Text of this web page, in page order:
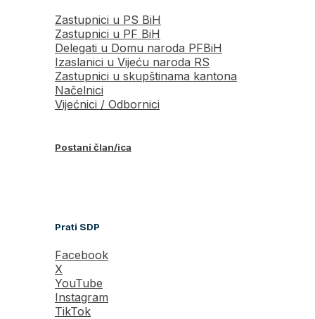
Zastupnici u PS BiH
Zastupnici u PF BiH
Delegati u Domu naroda PFBiH
Izaslanici u Vijeću naroda RS
Zastupnici u skupštinama kantona
Načelnici
Vijećnici / Odbornici
Postani član/ica
Prati SDP
Facebook
X
YouTube
Instagram
TikTok